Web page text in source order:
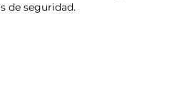
de seguridad.